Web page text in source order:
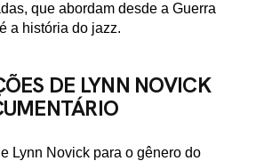
que abordam desde a Guerra
a história do jazz.
DE LYNN NOVICK
Lynn Novick para o gênero do